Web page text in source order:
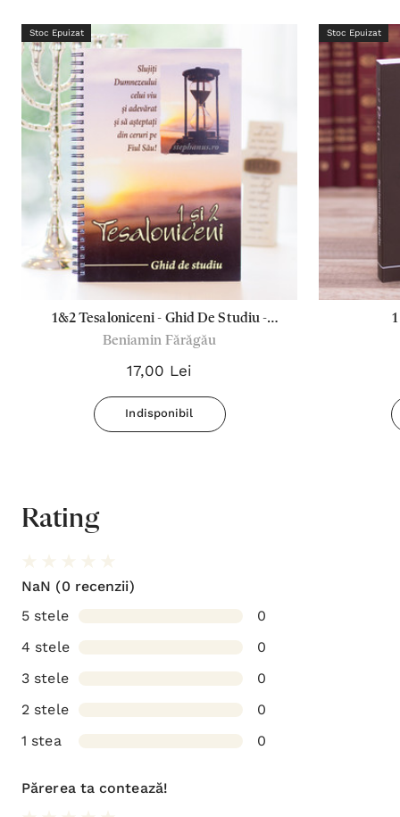
Stoc Epuizat
1&2 Tesaloniceni - Ghid De Studiu -
Faragau
Beniamin Fărăgău
17,00 Lei
Indisponibil
Stoc Epuizat
Rating
NaN (0 recenzii)
5 stele
0
4 stele
0
3 stele
0
2 stele
0
1 stea
0
Părerea ta contează!